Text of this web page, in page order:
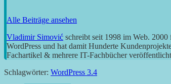
Alle Beiträge ansehen
Vladimir Simović schreibt seit 1998 im Web.
WordPress und hat damit Hunderte
Fachartikel & mehrere IT-Fachbücher
Schlagwörter: WordPress 3.4